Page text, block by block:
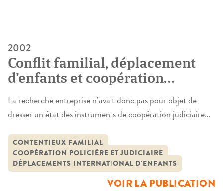
2002
Conflit familial, déplacement
d’enfants et coopération
judiciaire internationale en
Europe
La recherche entreprise n’avait donc pas pour objet de
dresser un état des instruments de coopération judiciaire
s’agissait pas non plus de se livrer à une étude analytique ou
de dresser un bilan d’application de tel ou tel instrument, et
notamment du plus performant d’entre eux, la Convention
CONTENTIEUX FAMILIAL
COOPÉRATION POLICIÈRE ET JUDICIAIRE
DÉPLACEMENTS INTERNATIONAL D'ENFANTS
VOIR LA PUBLICATION